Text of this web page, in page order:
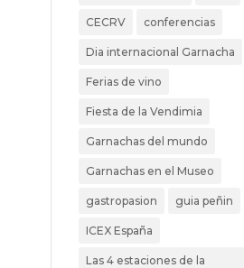
CECRV conferencias
Dia internacional Garnacha
Ferias de vino
Fiesta de la Vendimia
Garnachas del mundo
Garnachas en el Museo
gastropasion guia peñin
ICEX España
Las 4 estaciones de la